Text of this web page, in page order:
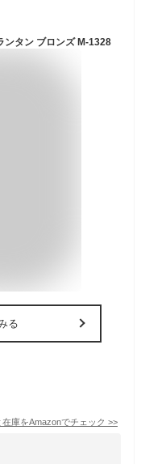
ンタン ブロンズ M-1328
る
在庫をAmazonでチェック >>